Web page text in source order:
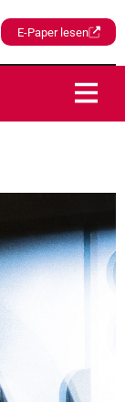
E-Paper lesen